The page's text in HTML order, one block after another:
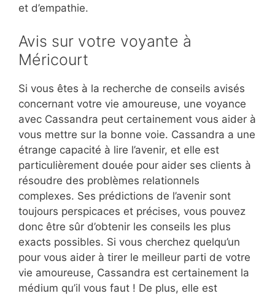
et d’empathie.
Avis sur votre voyante à
Méricourt
Si vous êtes à la recherche de conseils avisés
concernant votre vie amoureuse, une voyance
avec Cassandra peut certainement vous aider à
vous mettre sur la bonne voie. Cassandra a une
étrange capacité à lire l’avenir, et elle est
particulièrement douée pour aider ses clients à
résoudre des problèmes relationnels
complexes. Ses prédictions de l’avenir sont
toujours perspicaces et précises, vous pouvez
donc être sûr d’obtenir les conseils les plus
exacts possibles. Si vous cherchez quelqu’un
pour vous aider à tirer le meilleur parti de votre
vie amoureuse, Cassandra est certainement la
médium qu’il vous faut ! De plus, elle est